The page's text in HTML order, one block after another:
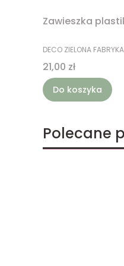
Zawieszka
PRODUCENT
DECO ZIELONA FABRYKA
Cena
21,00 zł
Do koszyka
Polecane